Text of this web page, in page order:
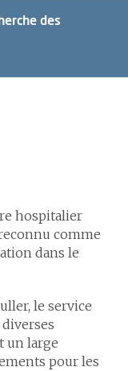
des
hospitalier
comme
dans le
le service
un large
pour les